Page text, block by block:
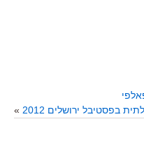
בפסטיבל ירושלים 2012
»